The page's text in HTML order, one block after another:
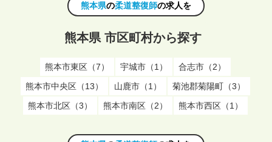
熊本県の柔道整復師の求人を
熊本県 市区町村から探す
熊本市東区（7） 宇城市（1）
合志市（2）
熊本市中央区（13）
山鹿市（1）
菊池郡菊陽町（3）
熊本市北区（3）
熊本市南区（2） 熊本市西区（1）